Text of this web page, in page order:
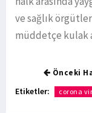
ve sağlık
müddetçe kulak
Önceki
Etiketler: corona